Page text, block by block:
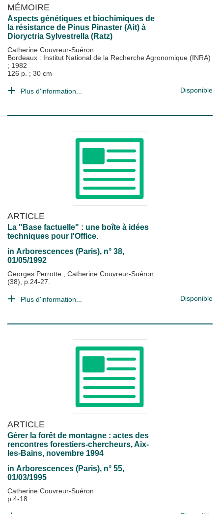
MÉMOIRE
Aspects génétiques et biochimiques de
la résistance de Pinus Pinaster (Ait) à
Dioryctria Sylvestrella (Ratz)
Catherine Couvreur-Suéron
Bordeaux : Institut National de la Recherche Agronomique (INRA)
; 1982
126 p. ; 30 cm
Plus d'information... Disponible
ARTICLE
La "Base factuelle" : une boîte à idées
techniques pour l'Office.
in Arborescences (Paris), n° 38,
01/05/1992
Georges Perrotte ; Catherine Couvreur-Suéron
(38), p.24-27.
Plus d'information... Disponible
ARTICLE
Gérer la forêt de montagne : actes des
rencontres forestiers-chercheurs, Aix-
les-Bains, novembre 1994
in Arborescences (Paris), n° 55,
01/03/1995
Catherine Couvreur-Suéron
p.4-18